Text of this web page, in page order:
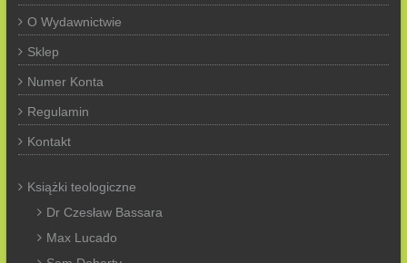
O Wydawnictwie
Sklep
Numer Konta
Regulamin
Kontakt
Książki teologiczne
Dr Czesław Bassara
Max Lucado